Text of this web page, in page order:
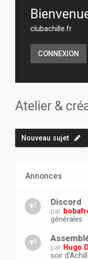
clubachille.fr
CONNEXION
Atelier &
Nouveau sujet
Annonces
Discord
par
générales
par Hugo
soir